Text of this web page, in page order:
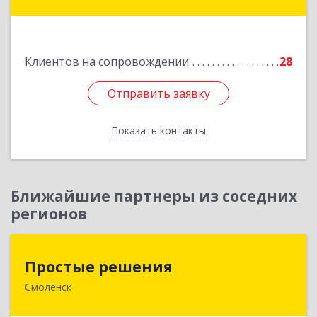
Клиентов на сопровождении 28
Отправить заявку
Показать контакты
Отправить заявку
Назад
Ближайшие партнеры из соседних
регионов
Простые решения
Смоленск
214015, Смоленская обл, Смоленск г, Большая